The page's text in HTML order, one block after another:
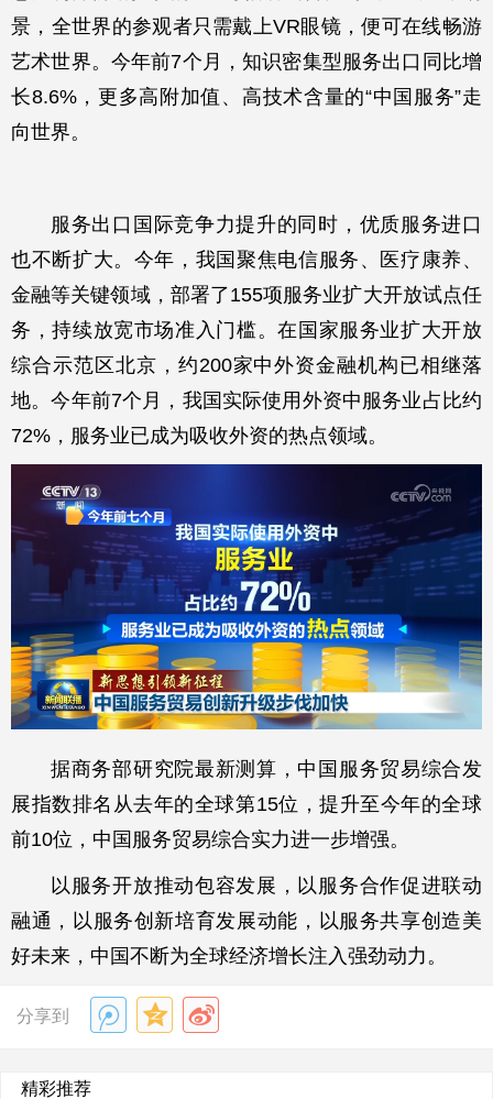
景，全世界的参观者只需戴上VR眼镜，便可在线畅游
艺术世界。今年前7个月，知识密集型服务出口同比增
长8.6%，更多高附加值、高技术含量的“中国服务”走
向世界。
服务出口国际竞争力提升的同时，优质服务进口
也不断扩大。今年，我国聚焦电信服务、医疗康养、
金融等关键领域，部署了155项服务业扩大开放试点任
务，持续放宽市场准入门槛。在国家服务业扩大开放
综合示范区北京，约200家中外资金融机构已相继落
地。今年前7个月，我国实际使用外资中服务业占比约
72%，服务业已成为吸收外资的热点领域。
据商务部研究院最新测算，中国服务贸易综合发
展指数排名从去年的全球第15位，提升至今年的全球
前10位，中国服务贸易综合实力进一步增强。
以服务开放推动包容发展，以服务合作促进联动
融通，以服务创新培育发展动能，以服务共享创造美
好未来，中国不断为全球经济增长注入强劲动力。
分享到
精彩推荐